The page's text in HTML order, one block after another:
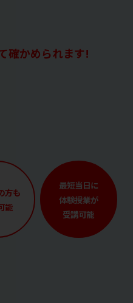
確かめられます!
方も
能
最短当日に
体験授業が
受講可能